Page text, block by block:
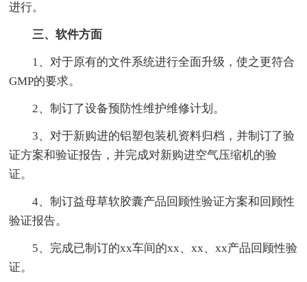
进行。
三、软件方面
1、对于原有的文件系统进行全面升级，使之更符合
GMP的要求。
2、制订了设备预防性维护维修计划。
3、对于新购进的铝塑包装机资料归档，并制订了验
证方案和验证报告，并完成对新购进空气压缩机的验
证。
4、制订益母草软胶囊产品回顾性验证方案和回顾性
验证报告。
5、完成已制订的xx车间的xx、xx、xx产品回顾性验
证。